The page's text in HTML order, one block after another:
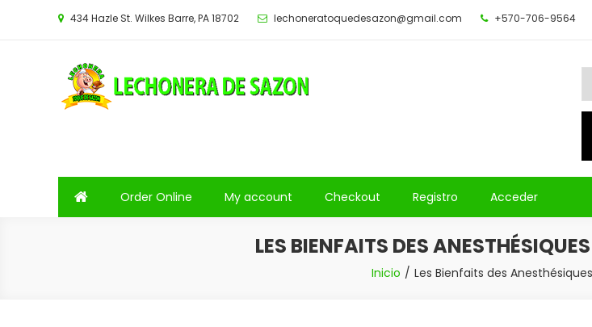
434 Hazle St. Wilkes Barre, PA 18702 lechoneratoquedesazon@gmail.com +570-706-9564
Order Online My account Checkout Registro Acceder
LES BIENFAITS DES
Inicio Les Bienfaits des